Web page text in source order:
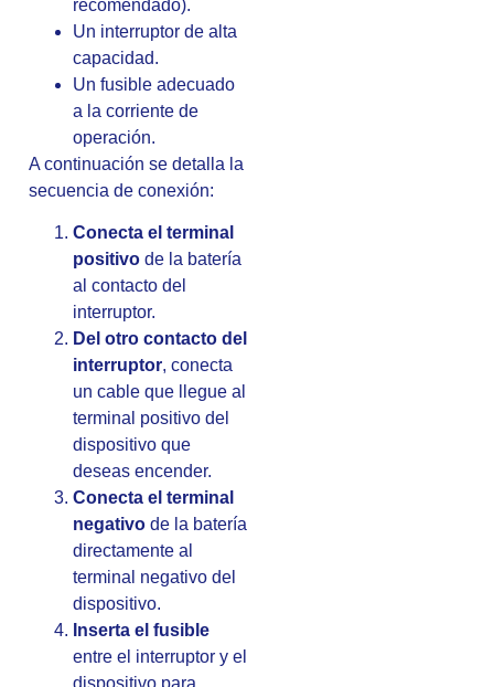
recomendado).
Un interruptor de alta
capacidad.
Un fusible adecuado
a la corriente de
operación.
A continuación se detalla la
secuencia de conexión:
Conecta el terminal
positivo de la batería
al contacto del
interruptor.
Del otro contacto del
interruptor, conecta
un cable que llegue al
terminal positivo del
dispositivo que
deseas encender.
Conecta el terminal
negativo de la batería
directamente al
terminal negativo del
dispositivo.
Inserta el fusible
entre el interruptor y el
dispositivo para